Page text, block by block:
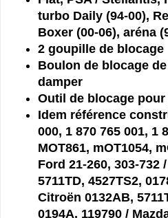
turbo Daily (94-00),
Boxer (00-06), aréna
2 goupille de blocage
Boulon de blocage
damper
Outil de blocage
Idem référence
000, 1 870 765 001, 1
MOT861, mOT1054,
Ford 21-260, 303-732
5711TD, 4527TS2,
Citroën 0132AB,
0194A, 119790 /